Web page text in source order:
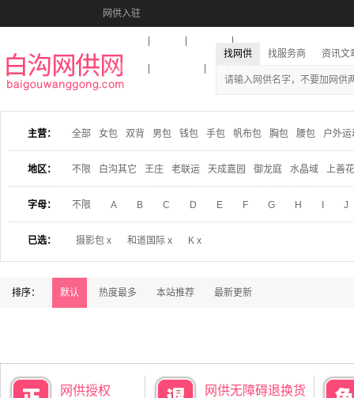
网供入驻
收藏本站
找网供 找服务商 资讯文
主营： 全部 女包 双背 男包 钱包 手包 帆布包 胸包 腰包 户外运
地区： 不限 白沟其它 王庄 老联运 天成嘉园 御龙庭 水晶域 上善
字母： 不限 A B C D E F G H J
已选： 摄影包 x 和道国际 x K x
排序： 默认 热度最多 本站推荐 最新更新
网供授权 网供无障碍退换货